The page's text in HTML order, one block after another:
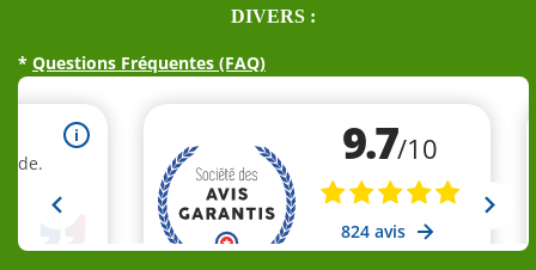
DIVERS :
* Questions Fréquentes (FAQ)